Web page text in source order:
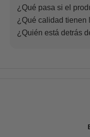
¿Qué pasa si el
¿Qué calidad tienen
¿Quién está detrás